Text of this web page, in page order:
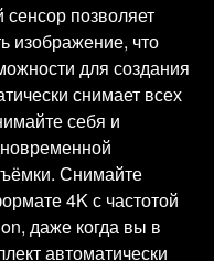
позволяет
изображение, что
для создания
снимает всех
себя и
Снимайте
4K с частотой
даже когда вы в
автоматически